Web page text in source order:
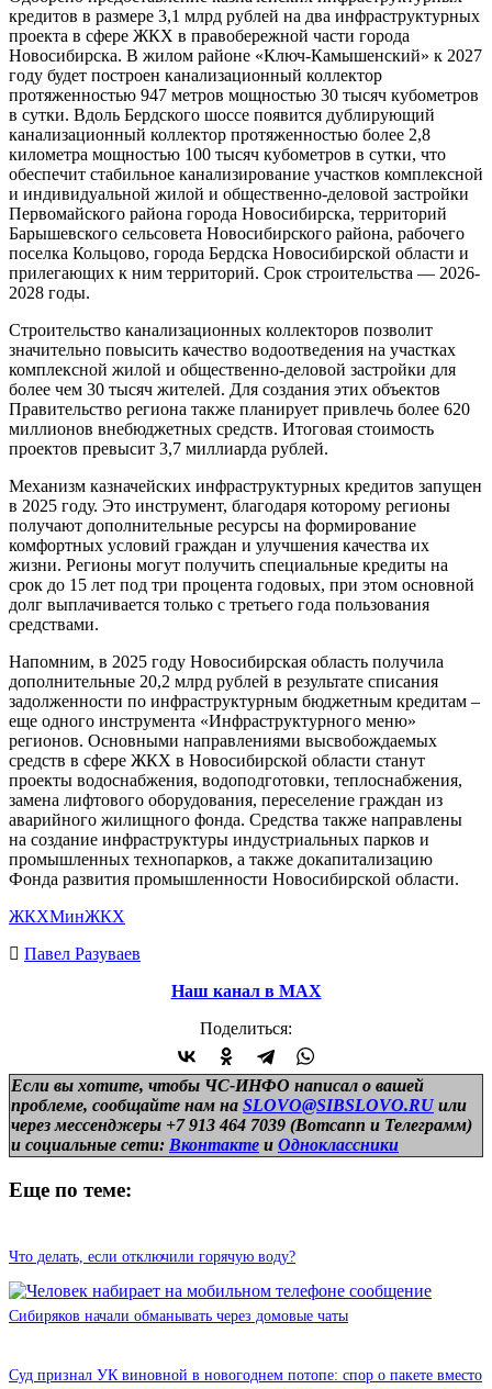
кредитов в размере 3,1 млрд рублей на два инфраструктурных
проекта в сфере ЖКХ в правобережной части города
Новосибирска. В жилом районе «Ключ-Камышенский» к 2027
году будет построен канализационный коллектор
протяженностью 947 метров мощностью 30 тысяч кубометров
в сутки. Вдоль Бердского шоссе появится дублирующий
канализационный коллектор протяженностью более 2,8
километра мощностью 100 тысяч кубометров в сутки, что
обеспечит стабильное канализирование участков комплексной
и индивидуальной жилой и общественно-деловой застройки
Первомайского района города Новосибирска, территорий
Барышевского сельсовета Новосибирского района, рабочего
поселка Кольцово, города Бердска Новосибирской области и
прилегающих к ним территорий. Срок строительства — 2026-
2028 годы.
Строительство канализационных коллекторов позволит
значительно повысить качество водоотведения на участках
комплексной жилой и общественно-деловой застройки для
более чем 30 тысяч жителей. Для создания этих объектов
Правительство региона также планирует привлечь более 620
миллионов внебюджетных средств. Итоговая стоимость
проектов превысит 3,7 миллиарда рублей.
Механизм казначейских инфраструктурных кредитов запущен
в 2025 году. Это инструмент, благодаря которому регионы
получают дополнительные ресурсы на формирование
комфортных условий граждан и улучшения качества их
жизни. Регионы могут получить специальные кредиты на
срок до 15 лет под три процента годовых, при этом основной
долг выплачивается только с третьего года пользования
средствами.
Напомним, в 2025 году Новосибирская область получила
дополнительные 20,2 млрд рублей в результате списания
задолженности по инфраструктурным бюджетным кредитам –
еще одного инструмента «Инфраструктурного меню»
регионов. Основными направлениями высвобождаемых
средств в сфере ЖКХ в Новосибирской области станут
проекты водоснабжения, водоподготовки, теплоснабжения,
замена лифтового оборудования, переселение граждан из
аварийного жилищного фонда. Средства также направлены
на создание инфраструктуры индустриальных парков и
промышленных технопарков, а также докапитализацию
Фонда развития промышленности Новосибирской области.
ЖКХМинЖКХ
Павел Разуваев
Наш канал в МАХ
Поделиться:
Если вы хотите, чтобы ЧС-ИНФО написал о вашей
проблеме, сообщайте нам на SLOVO@SIBSLOVO.RU или
через мессенджеры +7 913 464 7039 (Вотсапп и Телеграмм)
и социальные сети: Вконтакте и Одноклассники
Еще по теме:
Что делать, если отключили горячую воду?
Сибиряков начали обманывать через домовые чаты
Суд признал УК виновной в новогоднем потопе: спор о пакете вместо